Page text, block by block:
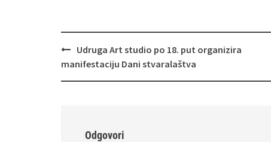
Navigacija
objava
Udruga Art studio po 18. put organizira
manifestaciju Dani stvaralaštva
Odgovori